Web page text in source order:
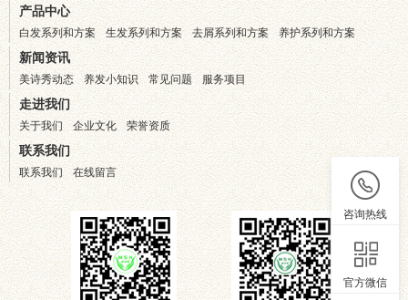
产品中心
白发系列和方案 生发系列和方案 去屑系列和方案 养护系列和方案
新闻资讯
美诗秀动态 养发小知识 常见问题 服务项目
走进我们
关于我们 企业文化 荣誉资质
联系我们
联系我们 在线留言
咨询热线
官方微信